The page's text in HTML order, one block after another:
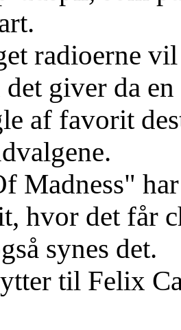
radioerne
giver da
af favorit
Madness"
hvor det får
synes det.
til Felix